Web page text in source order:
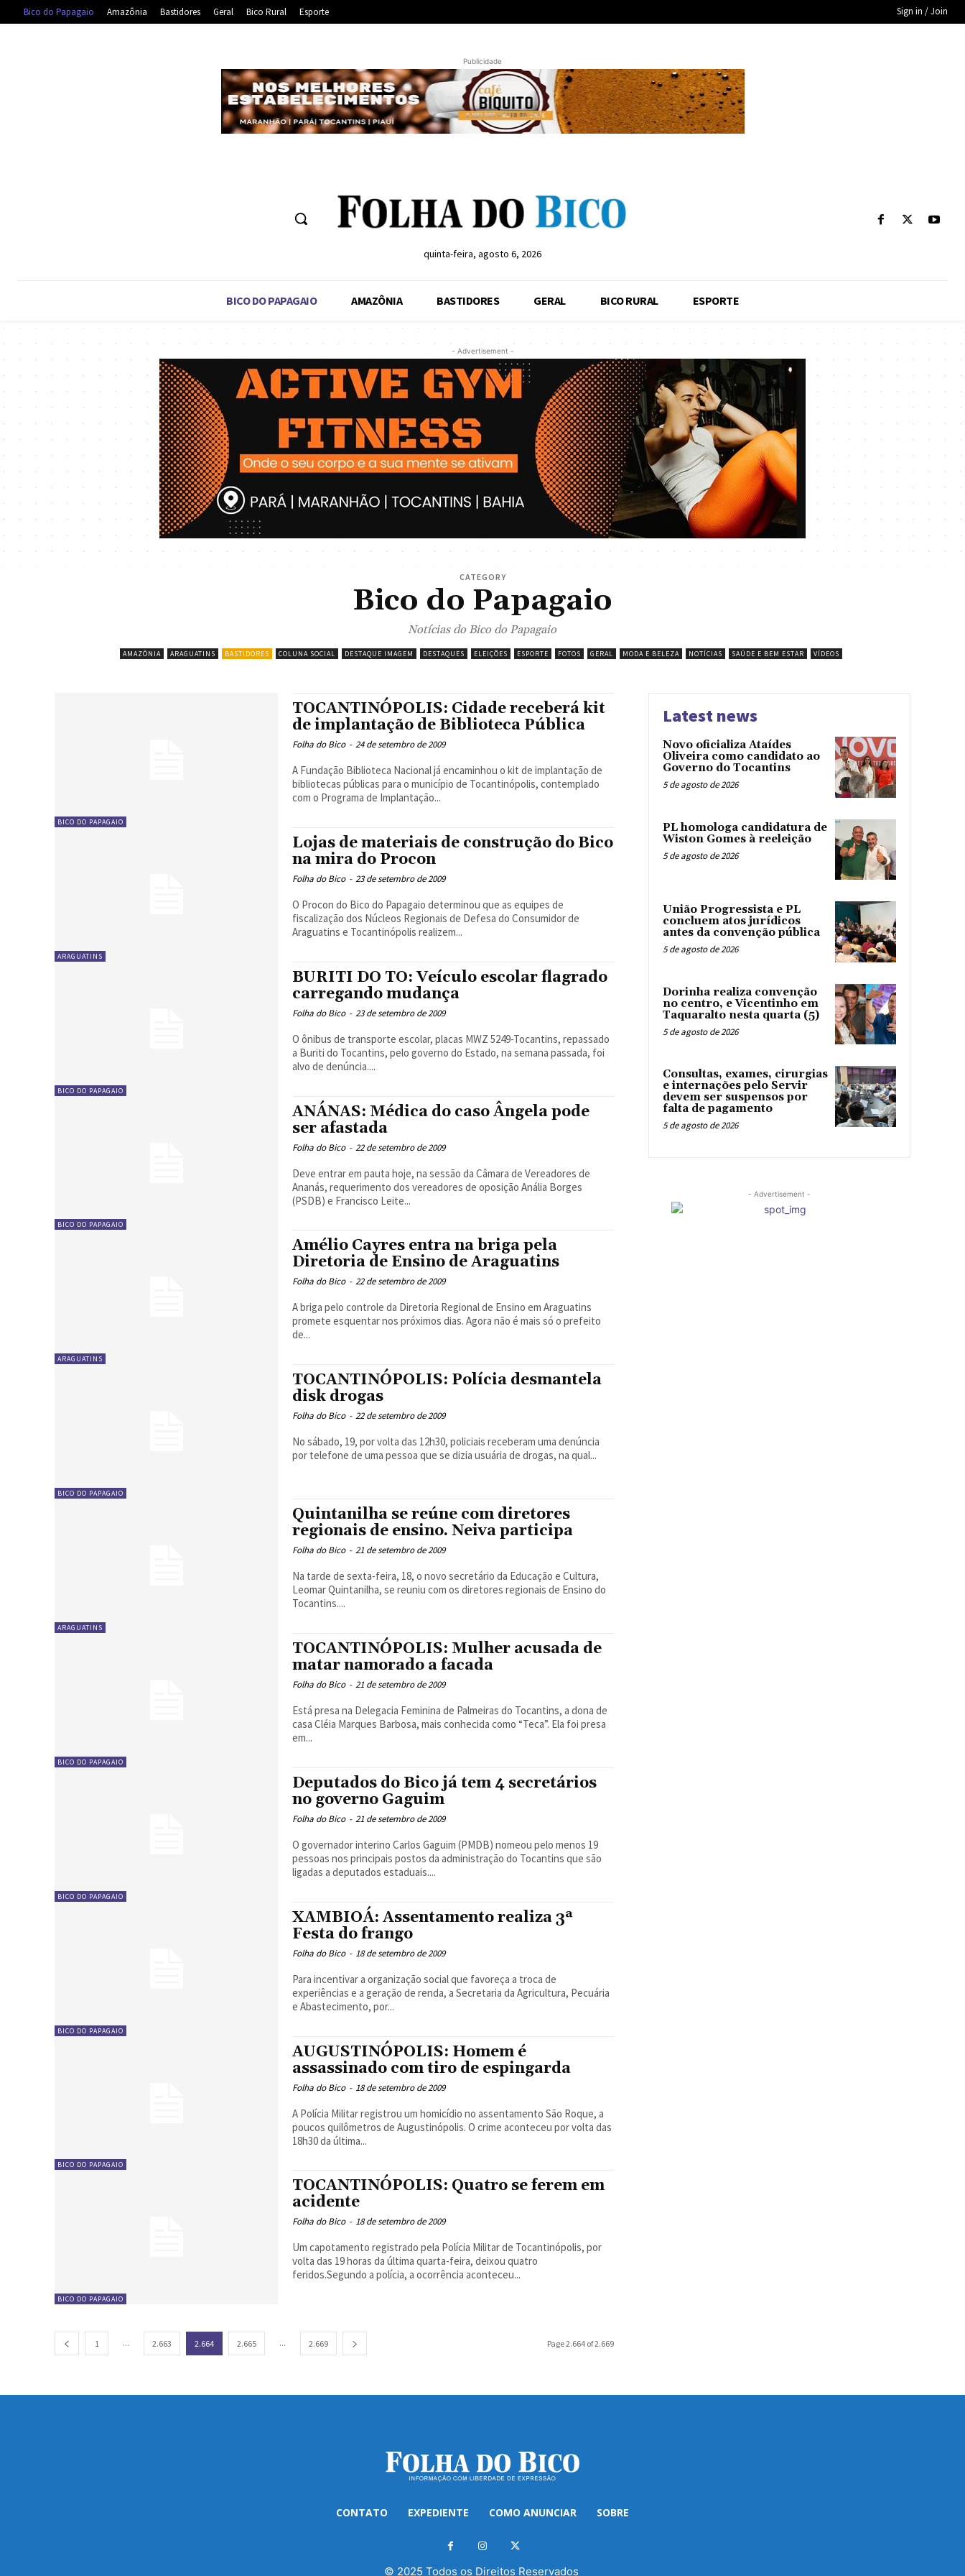
Bico do Papagaio Amazônia Bastidores Geral Bico Rural Esporte Sign in / Join
Publicidade
quinta-feira, agosto 6, 2026
BICO DO PAPAGAIO AMAZÔNIA BASTIDORES GERAL BICO RURAL ESPORTE
- Advertisement -
CATEGORY
Bico do Papagaio
Notícias do Bico do Papagaio
AMAZÔNIA ARAGUATINS BASTIDORES COLUNA SOCIAL DESTAQUE IMAGEM DESTAQUES ELEIÇÕES ESPORTE FOTOS GERAL MODA E BELEZA NOTÍCIAS SAÚDE E BEM ESTAR VÍDEOS
BICO DO PAPAGAIO
TOCANTINÓPOLIS: Cidade receberá kit
de implantação de Biblioteca Pública
Folha do Bico - 24 de setembro de 2009
A Fundação Biblioteca Nacional já encaminhou o kit de implantação de
bibliotecas públicas para o município de Tocantinópolis, contemplado
com o Programa de Implantação...
ARAGUATINS
Lojas de materiais de construção do Bico
na mira do Procon
Folha do Bico - 23 de setembro de 2009
O Procon do Bico do Papagaio determinou que as equipes de
fiscalização dos Núcleos Regionais de Defesa do Consumidor de
Araguatins e Tocantinópolis realizem...
BICO DO PAPAGAIO
BURITI DO TO: Veículo escolar flagrado
carregando mudança
Folha do Bico - 23 de setembro de 2009
O ônibus de transporte escolar, placas MWZ 5249-Tocantins, repassado
a Buriti do Tocantins, pelo governo do Estado, na semana passada, foi
alvo de denúncia....
BICO DO PAPAGAIO
ANÁNAS: Médica do caso Ângela pode
ser afastada
Folha do Bico - 22 de setembro de 2009
Deve entrar em pauta hoje, na sessão da Câmara de Vereadores de
Ananás, requerimento dos vereadores de oposição Anália Borges
(PSDB) e Francisco Leite...
ARAGUATINS
Amélio Cayres entra na briga pela
Diretoria de Ensino de Araguatins
Folha do Bico - 22 de setembro de 2009
A briga pelo controle da Diretoria Regional de Ensino em Araguatins
promete esquentar nos próximos dias. Agora não é mais só o prefeito
de...
BICO DO PAPAGAIO
TOCANTINÓPOLIS: Polícia desmantela
disk drogas
Folha do Bico - 22 de setembro de 2009
No sábado, 19, por volta das 12h30, policiais receberam uma denúncia
por telefone de uma pessoa que se dizia usuária de drogas, na qual...
ARAGUATINS
Quintanilha se reúne com diretores
regionais de ensino. Neiva participa
Folha do Bico - 21 de setembro de 2009
Na tarde de sexta-feira, 18, o novo secretário da Educação e Cultura,
Leomar Quintanilha, se reuniu com os diretores regionais de Ensino do
Tocantins....
BICO DO PAPAGAIO
TOCANTINÓPOLIS: Mulher acusada de
matar namorado a facada
Folha do Bico - 21 de setembro de 2009
Está presa na Delegacia Feminina de Palmeiras do Tocantins, a dona de
casa Cléia Marques Barbosa, mais conhecida como “Teca”. Ela foi presa
em...
BICO DO PAPAGAIO
Deputados do Bico já tem 4 secretários
no governo Gaguim
Folha do Bico - 21 de setembro de 2009
O governador interino Carlos Gaguim (PMDB) nomeou pelo menos 19
pessoas nos principais postos da administração do Tocantins que são
ligadas a deputados estaduais....
BICO DO PAPAGAIO
XAMBIOÁ: Assentamento realiza 3ª
Festa do frango
Folha do Bico - 18 de setembro de 2009
Para incentivar a organização social que favoreça a troca de
experiências e a geração de renda, a Secretaria da Agricultura, Pecuária
e Abastecimento, por...
BICO DO PAPAGAIO
AUGUSTINÓPOLIS: Homem é
assassinado com tiro de espingarda
Folha do Bico - 18 de setembro de 2009
A Polícia Militar registrou um homicídio no assentamento São Roque, a
poucos quilômetros de Augustinópolis. O crime aconteceu por volta das
18h30 da última...
BICO DO PAPAGAIO
TOCANTINÓPOLIS: Quatro se ferem em
acidente
Folha do Bico - 18 de setembro de 2009
Um capotamento registrado pela Polícia Militar de Tocantinópolis, por
volta das 19 horas da última quarta-feira, deixou quatro
feridos.Segundo a polícia, a ocorrência aconteceu...
1 ... 2.663 2.664 2.665 ... 2.669 Page 2.664 of 2.669
Latest news
Novo oficializa Ataídes
Oliveira como candidato ao
Governo do Tocantins
5 de agosto de 2026
PL homologa candidatura de
Wiston Gomes à reeleição
5 de agosto de 2026
União Progressista e PL
concluem atos jurídicos
antes da convenção pública
5 de agosto de 2026
Dorinha realiza convenção
no centro, e Vicentinho em
Taquaralto nesta quarta (5)
5 de agosto de 2026
Consultas, exames, cirurgias
e internações pelo Servir
devem ser suspensos por
falta de pagamento
5 de agosto de 2026
- Advertisement -
CONTATO EXPEDIENTE COMO ANUNCIAR SOBRE
© 2025 Todos os Direitos Reservados